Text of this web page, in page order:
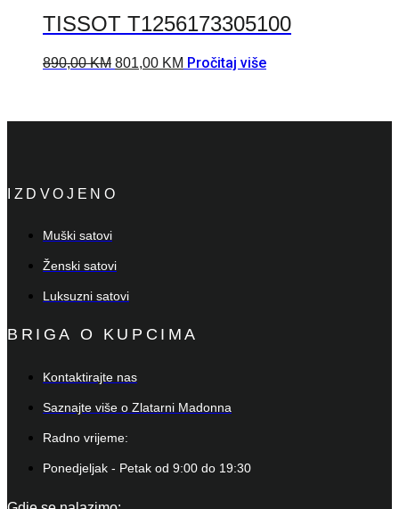
TISSOT T1256173305100
890,00KM 801,00 KM Pročitaj više
IZDVOJENO
Muški satovi
Ženski satovi
Luksuzni satovi
BRIGA O KUPCIMA
Kontaktirajte nas
Saznajte više o Zlatarni Madonna
Radno vrijeme:
Ponedjeljak - Petak od 9:00 do 19:30